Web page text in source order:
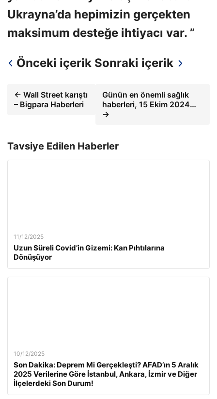
Ukrayna’da hepimizin gerçekten
maksimum desteğe ihtiyacı var. ”
Önceki içerik Sonraki içerik
← Wall Street karıştı
– Bigpara Haberleri
Günün en önemli sağlık
haberleri, 15 Ekim 2024…
→
Tavsiye Edilen Haberler
11/12/2025
Uzun Süreli Covid’in Gizemi: Kan Pıhtılarına
Dönüşüyor
10/12/2025
Son Dakika: Deprem Mi Gerçekleşti? AFAD’ın 5 Aralık
2025 Verilerine Göre İstanbul, Ankara, İzmir ve Diğer
İlçelerdeki Son Durum!